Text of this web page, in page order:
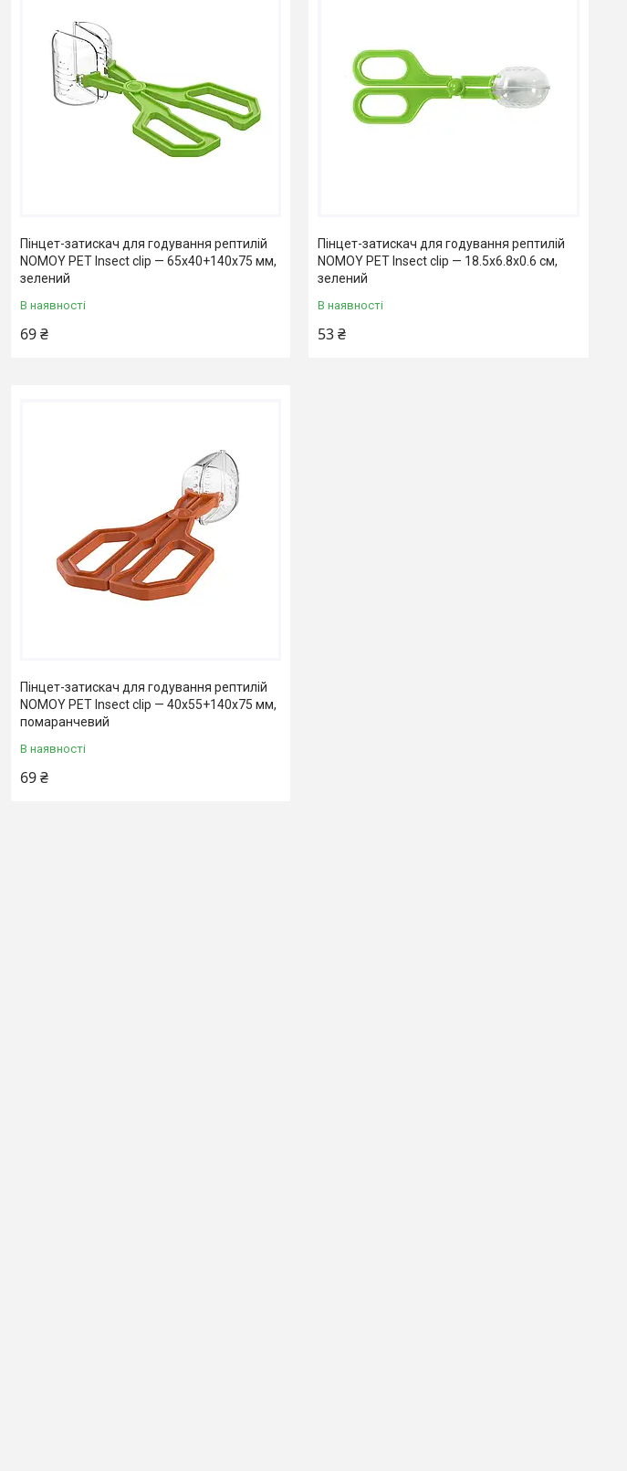
Пінцет-затискач для годування рептилій
NOMOY PET Insect clip — 65x40+140x75 мм,
зелений
В наявності
69 ₴
Пінцет-затискач для годування рептилій
NOMOY PET Insect clip — 18.5x6.8x0.6 см,
зелений
В наявності
53 ₴
Пінцет-затискач для годування рептилій
NOMOY PET Insect clip — 40x55+140x75 мм,
помаранчевий
В наявності
69 ₴